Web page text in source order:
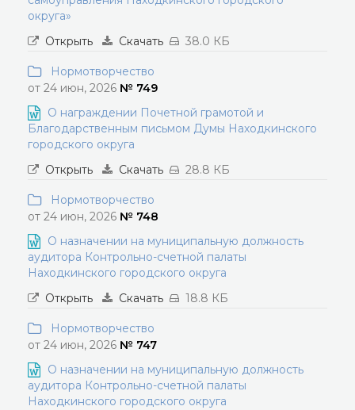
округа»
Открыть
Скачать 38.0 КБ
Нормотворчество
от 24 июн, 2026 № 749
О награждении Почетной грамотой и
Благодарственным письмом Думы Находкинского
городского округа
Открыть
Скачать 28.8 КБ
Нормотворчество
от 24 июн, 2026 № 748
О назначении на муниципальную должность
аудитора Контрольно-счетной палаты
Находкинского городского округа
Открыть
Скачать 18.8 КБ
Нормотворчество
от 24 июн, 2026 № 747
О назначении на муниципальную должность
аудитора Контрольно-счетной палаты
Находкинского городского округа